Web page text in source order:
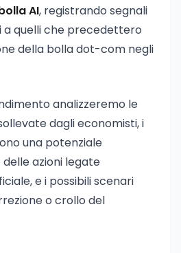
AI, registrando segnali
a quelli che precedettero
della bolla dot-com negli
analizzeremo le
dagli economisti, i
una potenziale
azioni legate
e i possibili scenari
o crollo del